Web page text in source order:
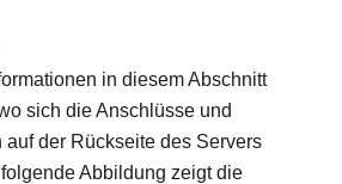
in diesem Abschnitt
sich die Anschlüsse und
auf der Rückseite des Servers
Abbildung zeigt die